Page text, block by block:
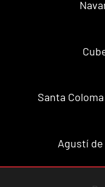
Santa
Agustí